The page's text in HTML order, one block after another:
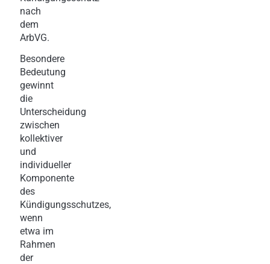
nach
dem
ArbVG.
Besondere
Bedeutung
gewinnt
die
Unterscheidung
zwischen
kollektiver
und
individueller
Komponente
des
Kündigungsschutzes,
wenn
etwa im
Rahmen
der